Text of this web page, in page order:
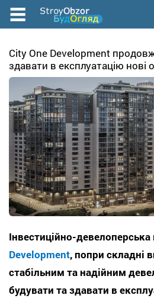
Перейти
до
вмісту
City One Development
здавати в експлуатацію нові
Інвестиційно-
Development, попри складні
стабільним та надійним
будувати та здавати в